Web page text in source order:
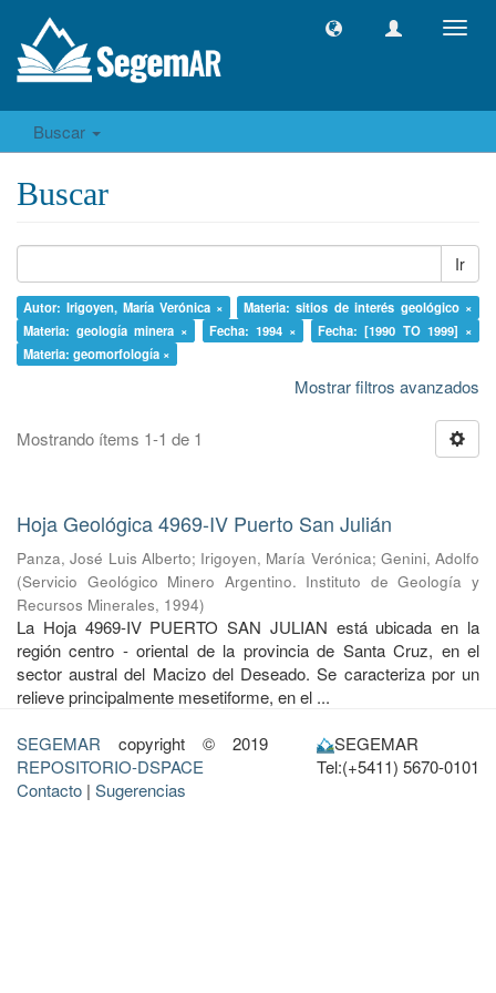
Buscar
Buscar
Ir
Autor: Irigoyen, María Verónica ×
Materia: sitios de interés geológico ×
Materia: geología minera ×
Fecha: 1994 ×
Fecha: [1990 TO 1999] ×
Materia: geomorfología ×
Mostrar filtros avanzados
Mostrando ítems 1-1 de 1
Hoja Geológica 4969-IV Puerto San Julián
Panza, José Luis Alberto; Irigoyen, María Verónica; Genini, Adolfo
(Servicio Geológico Minero Argentino. Instituto de Geología y
Recursos Minerales, 1994)
La Hoja 4969-IV PUERTO SAN JULIAN está ubicada en la
región centro - oriental de la provincia de Santa Cruz, en el
sector austral del Macizo del Deseado. Se caracteriza por un
relieve principalmente mesetiforme, en el ...
SEGEMAR copyright © 2019
REPOSITORIO-DSPACE
Contacto | Sugerencias
SEGEMAR
Tel:(+5411) 5670-0101